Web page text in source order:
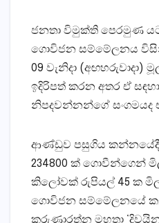
ජනතා විමුක්‌ති පෙරමුණ
ගොවිජන සම්මේලනය
09 වැනිදා (අඟහරුවාදා)
ඉදිරිපත් කරන අතර ඒ
නිපදවන්නන්ගේ සංගමයද
ආණ්‌ඩුව පසුගිය
234800 ක්‌ ගොවීන්ගෙන්
කිලෝවක්‌ රුපියල් 45 ක
ගොවිජන සම්මේලනයේ
කරුණාරත්න මහතා ‘දිවයින